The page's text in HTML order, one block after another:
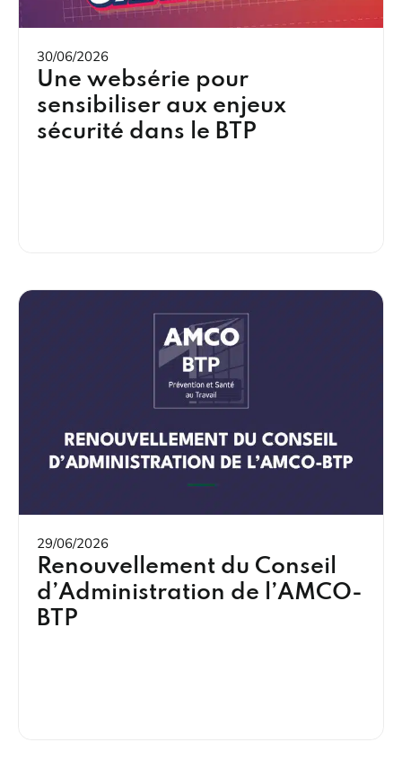
30/06/2026
Une websérie pour
sensibiliser aux enjeux
sécurité dans le BTP
29/06/2026
Renouvellement du Conseil
d’Administration de l’AMCO-
BTP